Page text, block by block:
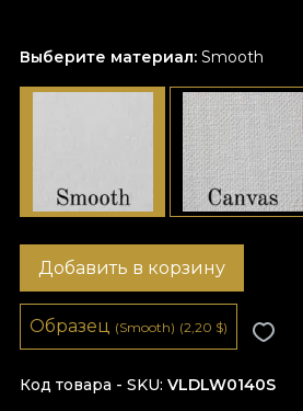
Выберите материал: Smooth
Код товара - SKU VLDLW0140S
Добавить в корзину
Образец (Smooth) (2,20 $)